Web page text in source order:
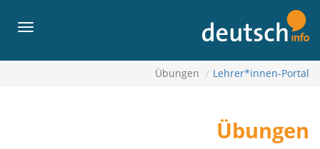
المحتويات
Lehrer*innen-Portal
Übungen
Übungen